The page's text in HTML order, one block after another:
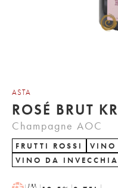
ASTA
ROSÉ BRUT
Champagne AOC
FRUTTI ROSSI
VINO
VINO DA